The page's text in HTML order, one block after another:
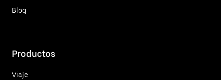
Blog
Productos
Viaje